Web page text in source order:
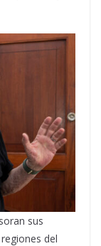
sus
del